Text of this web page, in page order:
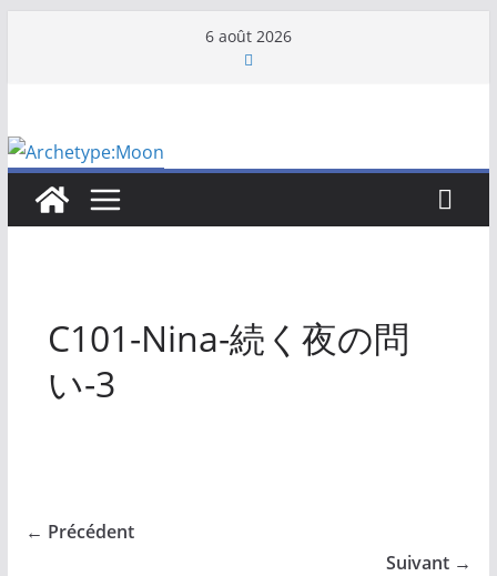
6 août 2026
C101-Nina-続く夜の問
い-3
← Précédent
Suivant →